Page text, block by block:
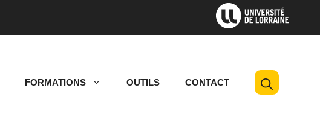
FORMATIONS OUTILS CONTACT